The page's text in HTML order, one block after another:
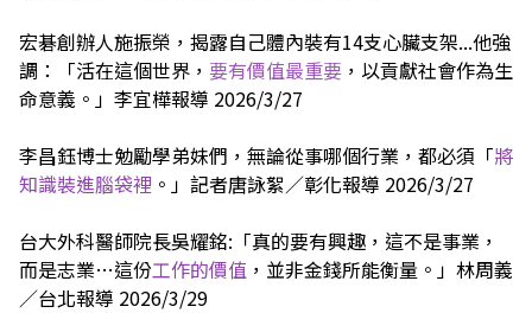
宏碁創辦人施振榮，揭露自己體內裝有14支心臟支架...他強
調：「活在這個世界， 要有價值最重要 ，以貢獻社會作為生
命意義。」李宜樺報導 2026/3/27
李昌鈺博士勉勵學弟妹們，無論從事哪個行業，都必須「將
知識裝進腦袋裡 。」記者唐詠絮／彰化報導 2026/3/27
台大外科醫師院長吳耀銘:「真的要有興趣，這不是事業，
而是志業…這份工作的價值 ，並非金錢所能衡量。」林周義
／台北報導 2026/3/29